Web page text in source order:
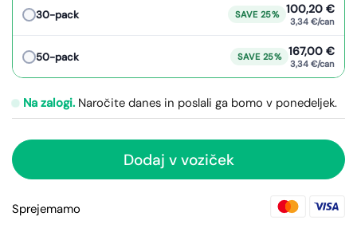
30-pack SAVE 25% 100,20 €
3,34 €/can
50-pack SAVE 25% 167,00 €
3,34 €/can
Na zalogi. Naročite danes in poslali ga bomo v ponedeljek.
Dodaj v voziček
Sprejemamo